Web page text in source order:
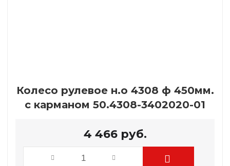
Колесо рулевое н.о 4308 ф 450мм.
с карманом 50.4308-3402020-01
4 466 руб.